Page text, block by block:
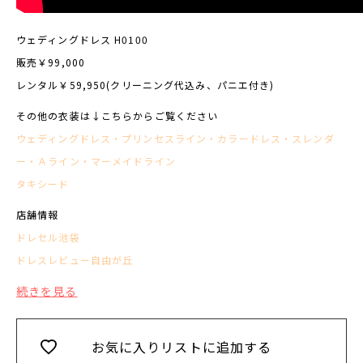
ウェディングドレス H0100
販売￥99,000
レンタル￥59,950(クリーニング代込み、パニエ付き)
その他の衣装は↓こちらからご覧ください
ウェディングドレス ・ プリンセスライン ・ カラードレス ・ スレンダ
ー ・ Ａライン ・ マーメイドライン
タキシード
店舗情報
ドレセル池袋
ドレスレビュー自由が丘
続きを見る
お気に入りリストに追加する